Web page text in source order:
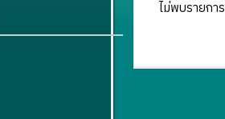
ไม่พบรายกา